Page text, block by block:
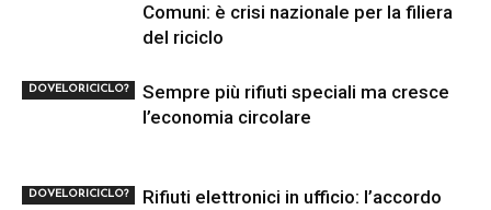
DOVELORICICLO?
Comuni: è crisi nazionale per la filiera
del riciclo
DOVELORICICLO?
Sempre più rifiuti speciali ma cresce
l’economia circolare
Rifiuti elettronici in ufficio: l’accordo